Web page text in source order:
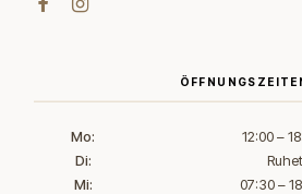
Mo:
12:00 –
Di:
Mi:
07:30 –